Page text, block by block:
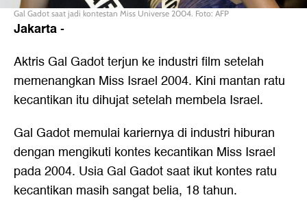
Gal Gadot saat jadi kontestan Miss Universe 2004. Foto: AFP
Jakarta-
Aktris Gal Gadot terjun ke industri film setelah
memenangkan Miss Israel 2004. Kini mantan ratu
kecantikan itu dihujat setelah membela Israel.
Gal Gadot memulai kariernya di industri hiburan
dengan mengikuti kontes kecantikan Miss Israel
pada 2004. Usia Gal Gadot saat ikut kontes ratu
kecantikan masih sangat belia, 18 tahun.